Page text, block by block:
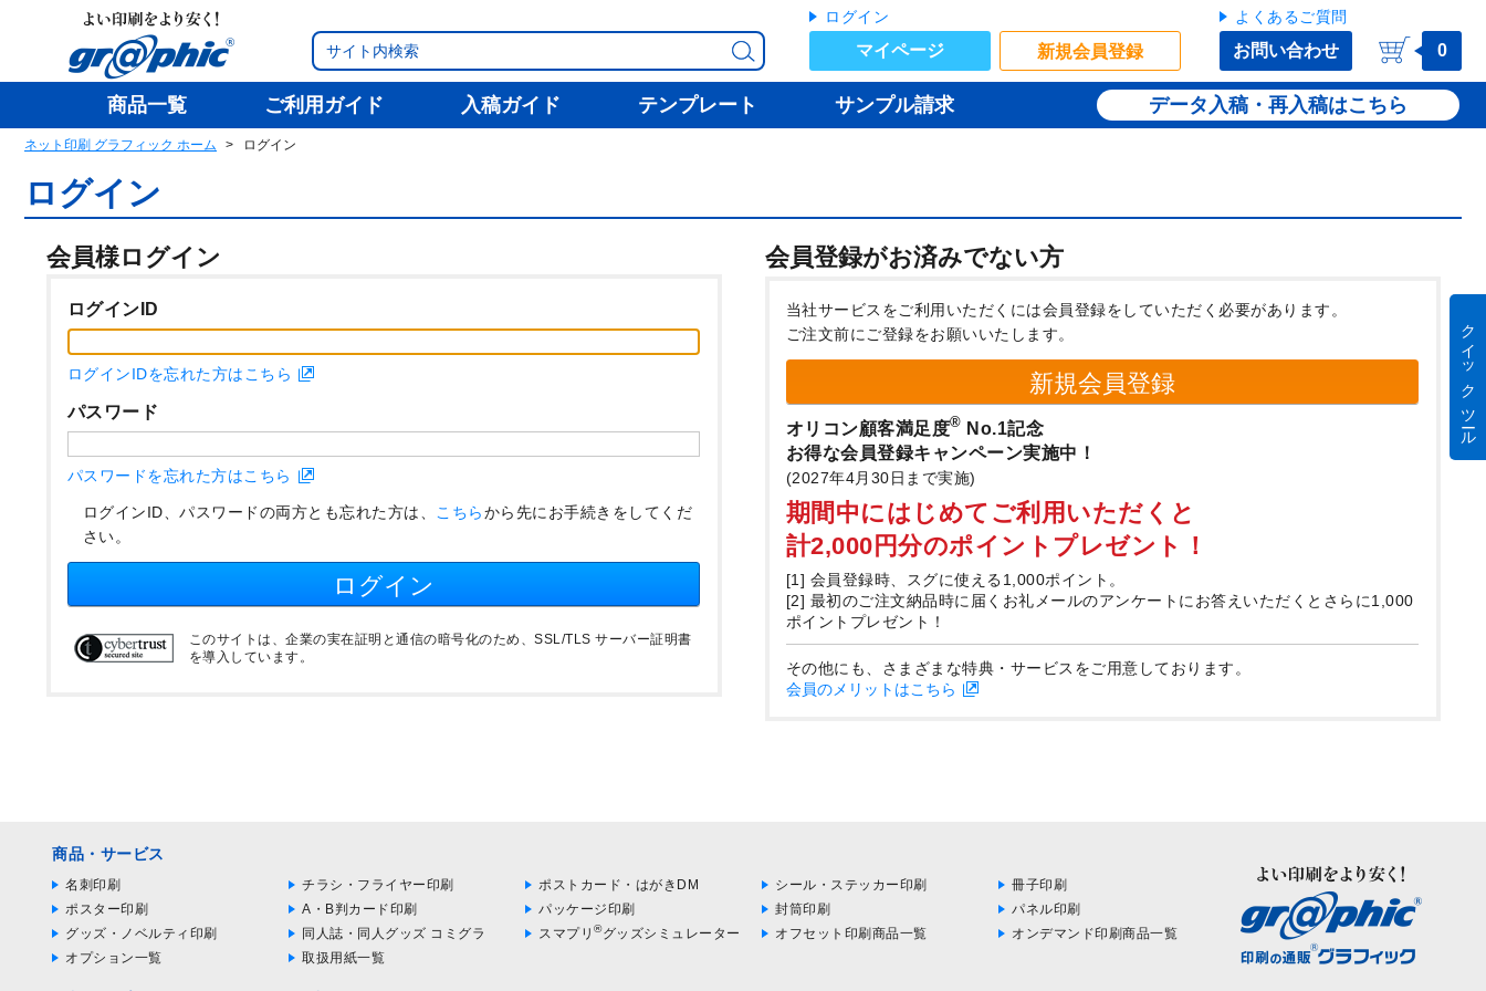
ログイン
マイページ 新規会員登録
よくあるご質問
お問い合わせ 0
商品一覧 ご利用ガイド 入稿ガイド テンプレート サンプル請求 データ入稿・再入稿
ネット印刷 グラフィック ホーム ログイン
ログイン
会員様ログイン 会員登録がお済みでない方
ログインID
ログインIDを忘れた方はこちら
パスワード
パスワードを忘れた方はこちら
ログインID、パスワードの両方とも忘れた方は、 こちらから先にお手続きをしてくだ
さい。
ログイン
このサイトは、企業の実在証明と通信の暗号化のため、SSL/TLS サーバー証明書
を導入しています。
当社サービスをご利用いただくには会員登録をしていただく必要があります。
ご注文前にご登録をお願いいたします。
新規会員登録
オリコン顧客満足度® No.1記念
お得な会員登録キャンペーン実施中！
(2027年4月30日まで実施)
期間中にはじめてご利用いただくと
計2,000円分のポイントプレゼント！
[1] 会員登録時、スグに使える1,000ポイント。
[2] 最初のご注文納品時に届くお礼メールのアンケートにお答えいただくとさらに1,000
ポイントプレゼント！
その他にも、さまざまな特典・サービスをご用意しております。
会員のメリットはこちら
商品・サービス
名刺印刷 チラシ・フライヤー印刷 ポストカード・はがきDM シール・ステッカー印刷
冊子印刷
ポスター印刷
A・B判カード印刷 パッケージ印刷 封筒印刷
パネル印刷
グッズ・ノベルティ印刷
同人誌・同人グッズ コミグラ スマプリ ®グッズシミュレーター オフセット印刷商品一覧
オンデマンド印刷商品一覧
オプション一覧
取扱用紙一覧
クイック ツール